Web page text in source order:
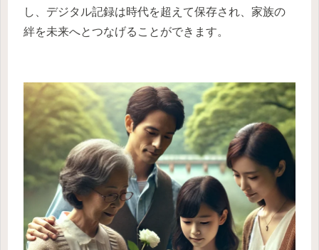
し、デジタル記録は時代を超えて保存され、家族の
絆を未来へとつなげることができます。